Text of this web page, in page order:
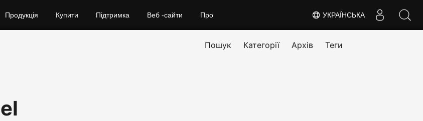
УКРАЇНСЬКА
Продукція Купити Підтримка Веб -сайти Про
Пошук Категорії Архів Теги